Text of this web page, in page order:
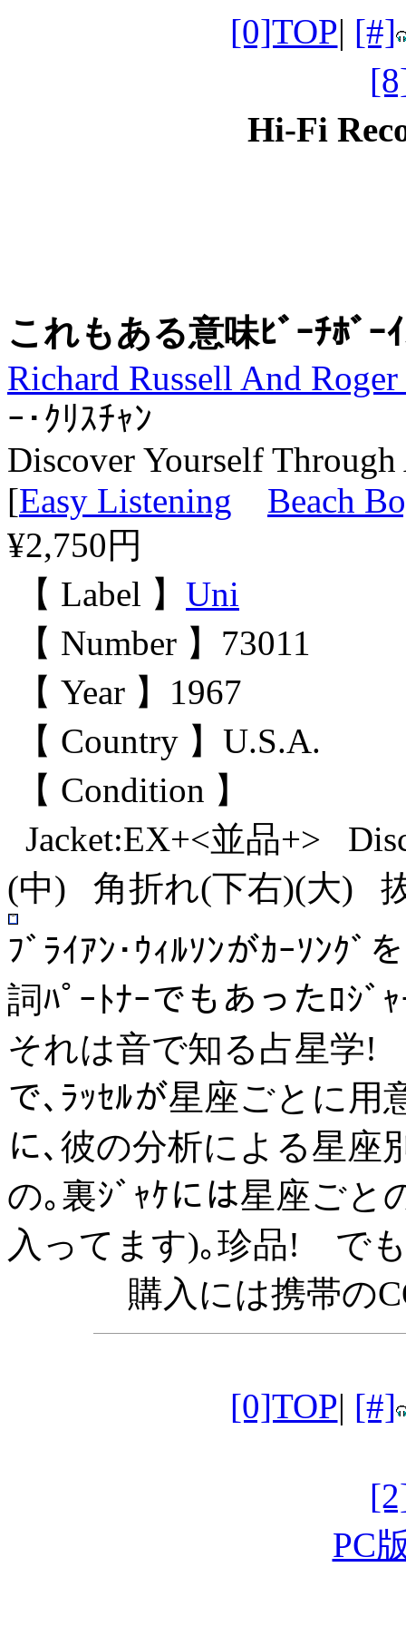
[0]TOP| [#]
Hi-Fi
これもある意味ﾋﾞｰﾁﾎﾞｰ
Richard Russell And
ｰ･ｸﾘｽﾁｬﾝ
Discover Yourself
[Easy Listening
Beach
¥2,750円
【 Label 】 Uni
【 Number 】73011
【 Year 】1967
【 Country 】U.S.A.
【 Condition 】
Jacket:EX+<並品+>
(中) 角折れ(下右)(大)
ﾌﾞﾗｲｱﾝ･ｳｨﾙｿﾝがｶｰｿﾝｸﾞ
詞ﾊﾟｰﾄﾅｰでもあったﾛｼ
それは音で知る占星学!
で､ﾗｯｾﾙが星座ごとに用
に､彼の分析による星座
の｡裏ｼﾞｬｹには星座ごと
入ってます)｡珍品! で
購入には携帯の
[0]TOP| [#]
PC